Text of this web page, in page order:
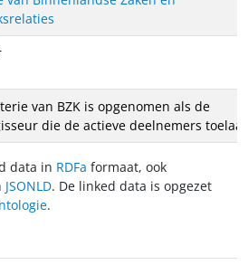
van BZK is opgenomen als de
die de actieve deelnemers
data in RDFa formaat, ook
JSONLD. De linked data is opgezet
.